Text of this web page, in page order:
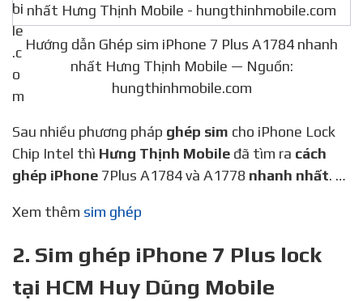
Hướng dẫn Ghép sim iPhone 7 Plus A1784 nhanh
nhất Hưng Thịnh Mobile — Nguồn:
hungthinhmobile.com
Sau nhiều phương pháp ghép sim cho iPhone Lock
Chip Intel thì Hưng Thịnh Mobile đã tìm ra cách
ghép iPhone 7Plus A1784 và A1778 nhanh nhất. …
Xem thêm sim ghép
2. Sim ghép iPhone 7 Plus lock
tại HCM Huy Dũng Mobile